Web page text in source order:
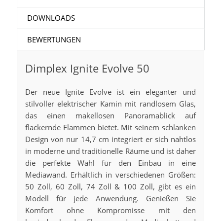
DOWNLOADS
BEWERTUNGEN
Dimplex Ignite Evolve 50
Der neue Ignite Evolve ist ein eleganter und
stilvoller elektrischer Kamin mit randlosem Glas,
das einen makellosen Panoramablick auf
flackernde Flammen bietet. Mit seinem schlanken
Design von nur 14,7 cm integriert er sich nahtlos
in moderne und traditionelle Räume und ist daher
die perfekte Wahl für den Einbau in eine
Mediawand. Erhältlich in verschiedenen Größen:
50 Zoll, 60 Zoll, 74 Zoll & 100 Zoll, gibt es ein
Modell für jede Anwendung. Genießen Sie
Komfort ohne Kompromisse mit den